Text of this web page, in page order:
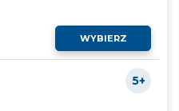
WYBIERZ
5+